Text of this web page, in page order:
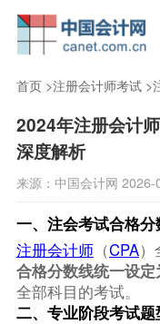
首页>注册会计师考试>
2024年注册会计
深度解析
来源：中国会计网
一、注会考试合格分
注册会计师（CPA）
合格分数线统一设定
全部科目的考试。
二、专业阶段考试